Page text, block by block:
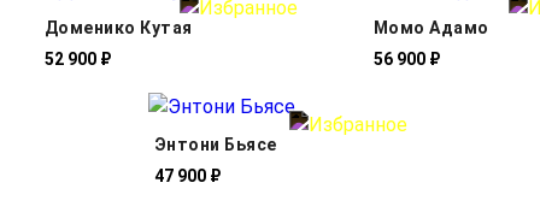
Доменико Кутая
52 900 ₽
Момо Адамо
56 900 ₽
Энтони Бьясе
47 900 ₽